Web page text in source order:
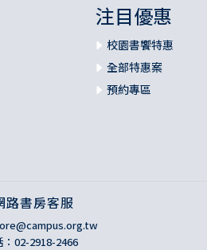
注目優惠
校園書饗特惠
全部特惠案
預約專區
路書房客服
：02-2918-2466